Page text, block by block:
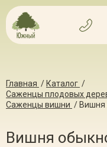
Главная / Каталог /
Саженцы плодовых
Саженцы вишни / Вишня
Вишня